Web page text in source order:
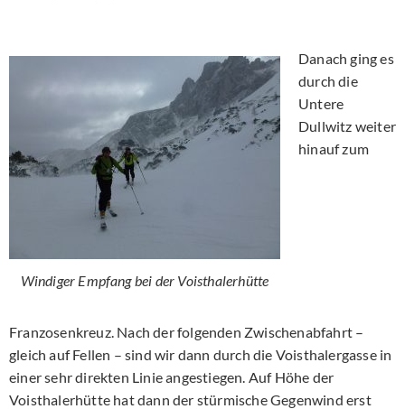
Windiger Empfang bei der Voisthalerhütte
Danach ging es
durch die
Untere
Dullwitz weiter
hinauf zum
Franzosenkreuz. Nach der folgenden Zwischenabfahrt –
gleich auf Fellen – sind wir dann durch die Voisthalergasse in
einer sehr direkten Linie angestiegen. Auf Höhe der
Voisthalerhütte hat dann der stürmische Gegenwind erst